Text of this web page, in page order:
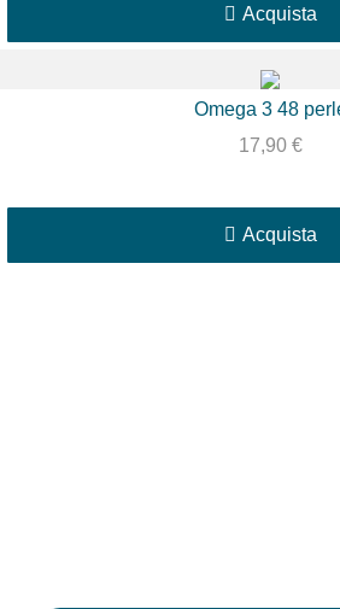
Acquista
Omega 3 48
17,90 €
Acquista